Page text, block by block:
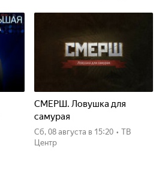
СМЕРШ. Ловушка для
самурая
сб, 08 августа в 15:20 • ТВ
Центр